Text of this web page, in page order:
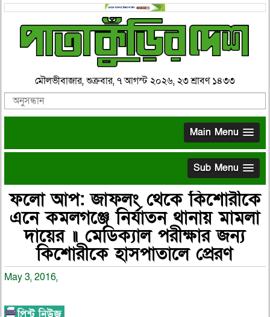
মৌলভীবাজার, শুক্রবার, ৭ আগস্ট ২০২৬, ২৩ শ্রাবণ ১৪৩৩
Main Menu
Sub Menu
ফলো আপ: জাফলং থেকে কিশোরীকে
এনে কমলগঞ্জে নির্যাতন থানায় মামলা
দায়ের ॥ মেডিক্যাল পরীক্ষার জন্য
কিশোরীকে হাসপাতালে প্রেরণ
May 3, 2016,